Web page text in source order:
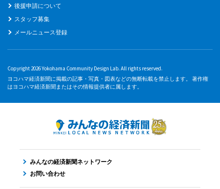
後援申請について
スタッフ募集
メールニュース登録
Copyright 2026 Yokohama Community Design Lab. All rights reserved.
ヨコハマ経済新聞に掲載の記事・写真・図表などの無断転載を禁止します。 著作権
はヨコハマ経済新聞またはその情報提供者に属します。
みんなの経済新聞ネットワーク
お問い合わせ